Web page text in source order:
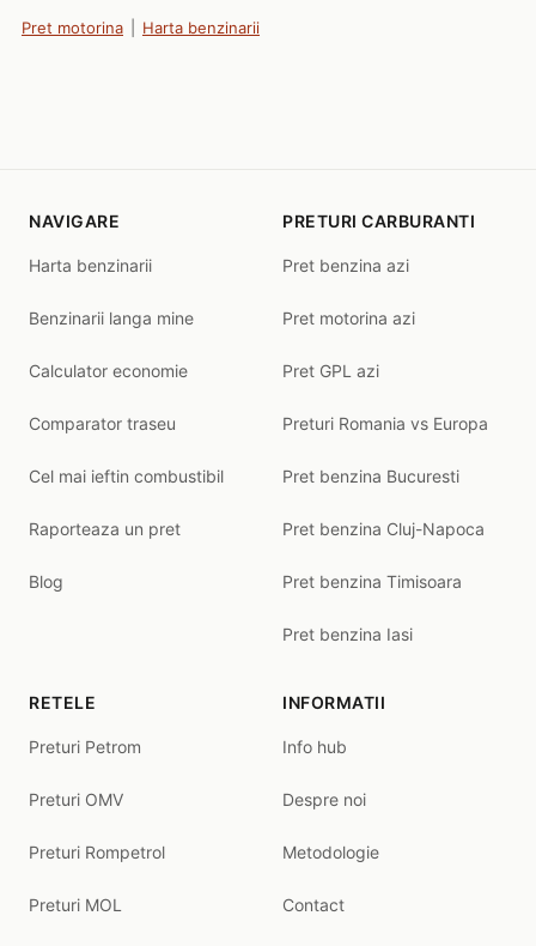
Pret motorina Harta benzinarii
NAVIGARE
Harta benzinarii
Benzinarii langa mine
Calculator economie
Comparator traseu
Cel mai ieftin combustibil
Raporteaza un pret
Blog
PRETURI CARBURANTI
Pret benzina azi
Pret motorina azi
Pret GPL azi
Preturi Romania vs Europa
Pret benzina Bucuresti
Pret benzina Cluj-Napoca
Pret benzina Timisoara
Pret benzina Iasi
RETELE
Preturi Petrom
Preturi OMV
Preturi Rompetrol
Preturi MOL
INFORMATII
Info hub
Despre noi
Metodologie
Contact